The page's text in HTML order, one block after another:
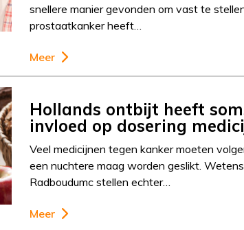
snellere manier gevonden om vast te
prostaatkanker heeft…
Meer
Hollands ontbijt heeft
invloed op dosering
Veel medicijnen tegen kanker moeten
een nuchtere maag worden geslikt.
Radboudumc stellen echter…
Meer